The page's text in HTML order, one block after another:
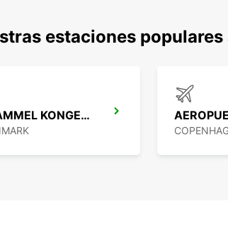
estaciones
COPENHAGUE GAMMEL KONGEVEJ